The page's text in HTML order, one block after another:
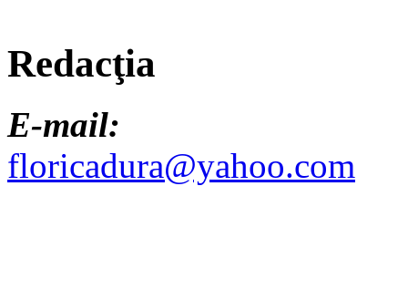
Redacţia
E-mail:
floricadura@yahoo.com